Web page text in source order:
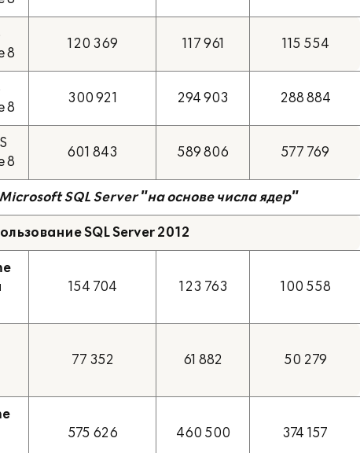
8
120 369 117 961 115 554
8
300 921 294 903 288 884
8
601 843 589 806 577 769
icrosoftSQL Server "на основе числа ядер"
SQL Server 2012
154 704 123 763 100 558
77 352 61 882 50 279
575 626 460 500 374 157